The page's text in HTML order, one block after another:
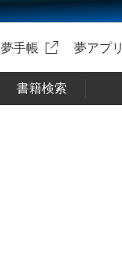
夢手帳 夢アプリ
書籍検索